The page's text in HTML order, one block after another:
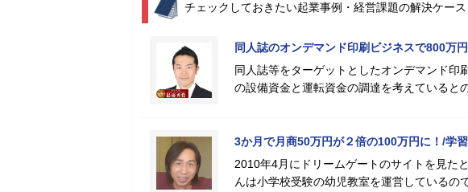
チェックしておきたい起業事例・経営課題の解決ケース
同人誌のオンデマンド印刷ビジネスで800万
同人誌等をターゲットとしたオンデマンド印
の設備資金と運転資金の調達を考えていると
3か月で月商50万円が２倍の100万円に！/学
2010年4月にドリームゲートのサイトを見た
んは小学校受験の幼児教室を運営しているの